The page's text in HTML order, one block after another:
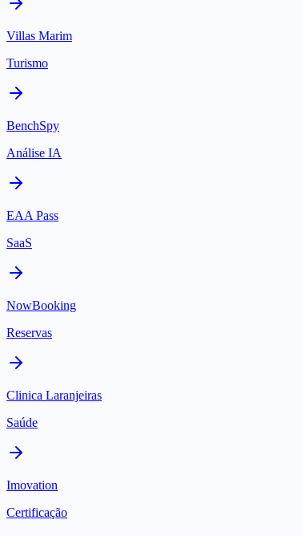
Villas Marim
Turismo
BenchSpy
Análise IA
EAA Pass
SaaS
NowBooking
Reservas
Clinica Laranjeiras
Saúde
Imovation
Certificação